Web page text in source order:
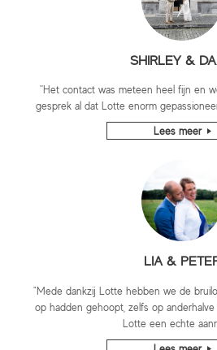
SHIRLEY &
''Het contact was meteen heel fijn en
gesprek al dat Lotte enorm
Lees meer
LIA &
"Mede dankzij Lotte hebben we de
op hadden gehoopt, zelfs op
Lotte een echte